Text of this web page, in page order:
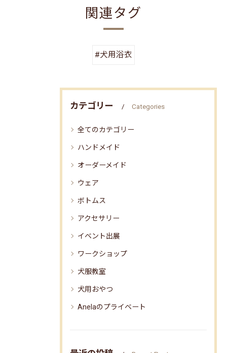
関連タグ
#犬用浴衣
カテゴリー Categories
全てのカテゴリー
ハンドメイド
オーダーメイド
ウェア
ボトムス
アクセサリー
イベント出展
ワークショップ
犬服教室
犬用おやつ
Anelaのプライベート